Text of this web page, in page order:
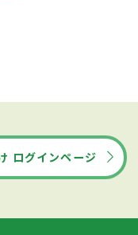
ログインページ